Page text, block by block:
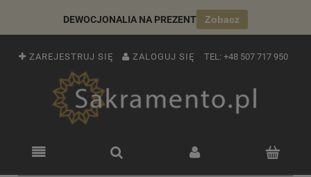
DEWOCJONALIA NA PREZENT Zobacz
ZAREJESTRUJ SIĘ ZALOGUJ SIĘ TEL: +48 507 717 950